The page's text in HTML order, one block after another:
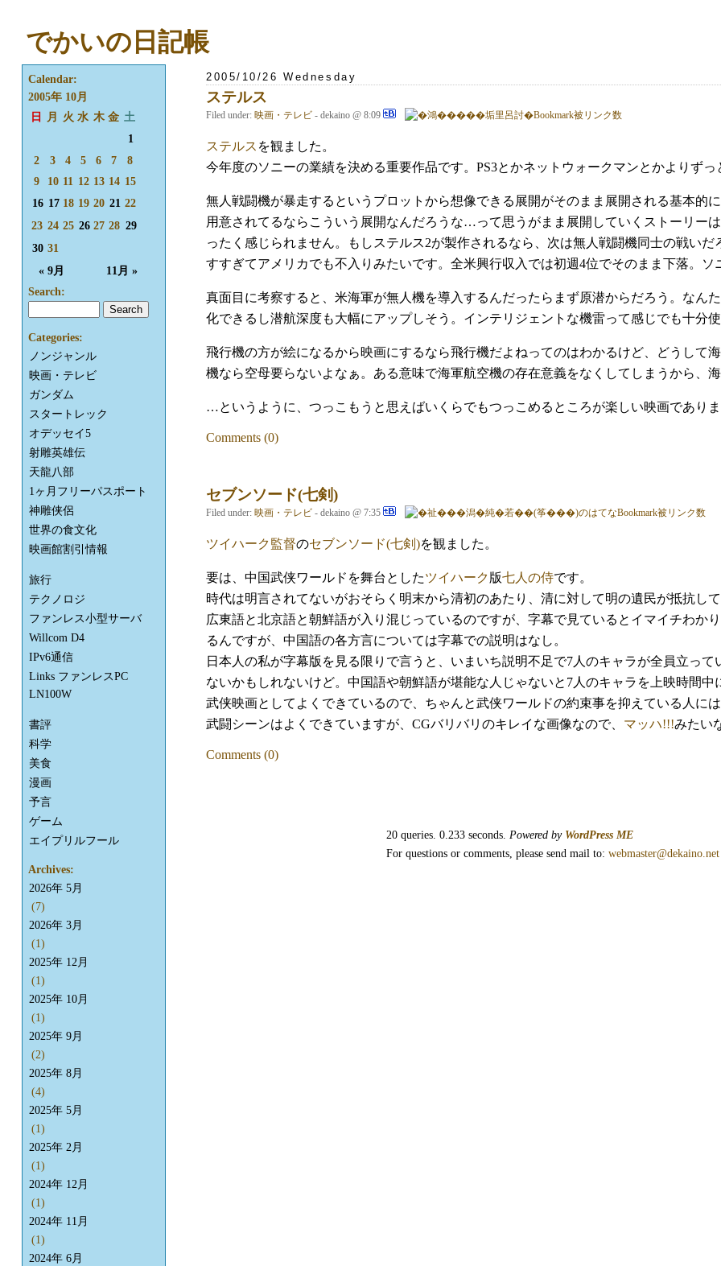
でかいの日記帳
2005/10/26 Wednesday
ステルス
Filed under: 映画・テレビ - dekaino @ 8:09
ステルス を観ました。
今年度のソニーの業績を決める重要作品です。PS3とかネットウォークマンとかよりずっ
無人戦闘機が暴走するというプロットから想像できる展開がそのまま展開される基本的
用意されてるならこういう展開なんだろうな…って思うがまま展開していくストーリー
ったく感じられません。もしステルス2が製作されるなら、次は無人戦闘機同士の戦い
すすぎてアメリカでも不入りみたいです。全米興行収入では初週4位でそのまま下落。
真面目に考察すると、米海軍が無人機を導入するんだったらまず原潜からだろう。なん
化できるし潜航深度も大幅にアップしそう。インテリジェントな機雷って感じでも十分使
飛行機の方が絵になるから映画にするなら飛行機だよねってのはわかるけど、どうして
機なら空母要らないよなぁ。ある意味で海軍航空機の存在意義をなくしてしまうから、
…というように、つっこもうと思えばいくらでもつっこめるところが楽しい映画でありま
Comments (0)
セブンソード(七剣)
Filed under: 映画・テレビ - dekaino @ 7:35
ツイハーク監督のセブンソード(七剣)を観ました。
要は、中国武侠ワールドを舞台としたツイハーク版七人の侍です。
時代は明言されてないがおそらく明末から清初のあたり、清に対して明の遺民が抵抗して
広東語と北京語と朝鮮語が入り混じっているのですが、字幕で見ているとイマイチわか
るんですが、中国語の各方言については字幕での説明はなし。
日本人の私が字幕版を見る限りで言うと、いまいち説明不足で7人のキャラが全員立っ
ないかもしれないけど。中国語や朝鮮語が堪能な人じゃないと7人のキャラを上映時間中
武侠映画としてよくできているので、ちゃんと武侠ワールドの約束事を抑えている人には
武闘シーンはよくできていますが、CGバリバリのキレイな画像なので、 マッハ!!!みたい
Comments (0)
Calendar:
2005年 10月
日
月 火 水 木 金 土
« 9月 11月 »
1
2
3 4 5 6 7
8
9
10 11 12 13 14 15
16 17 18 19 20 21 22
23 24 25 26 27 28 29
30 31
Search:
Categories:
ノンジャンル
映画・テレビ
ガンダム
スタートレック
オデッセイ5
射雕英雄伝
天龍八部
1ヶ月フリーパスポート
神雕侠侶
世界の食文化
映画館割引情報
旅行
テクノロジ
ファンレス小型サーバ
Willcom D4
IPv6通信
Links ファンレスPC
LN100W
書評
科学
美食
漫画
予言
ゲーム
エイプリルフール
Archives:
2026年 5月
(7)
2026年 3月
(1)
2025年 12月
(1)
2025年 10月
(1)
2025年 9月
(2)
2025年 8月
(4)
2025年 5月
(1)
2025年 2月
(1)
2024年 12月
(1)
2024年 11月
(1)
2024年 6月
20 queries. 0.233 seconds. Powered by WordPress ME
For questions or comments, please send mail to: webmaster@dekaino.net